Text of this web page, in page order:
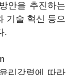
안을 추진하는
기술 혁신 등으
.
리강령에 따라